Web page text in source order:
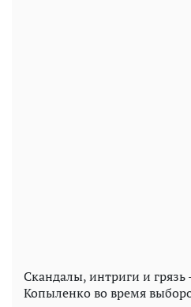
Скандалы, интриги и грязь
Копыленко во время